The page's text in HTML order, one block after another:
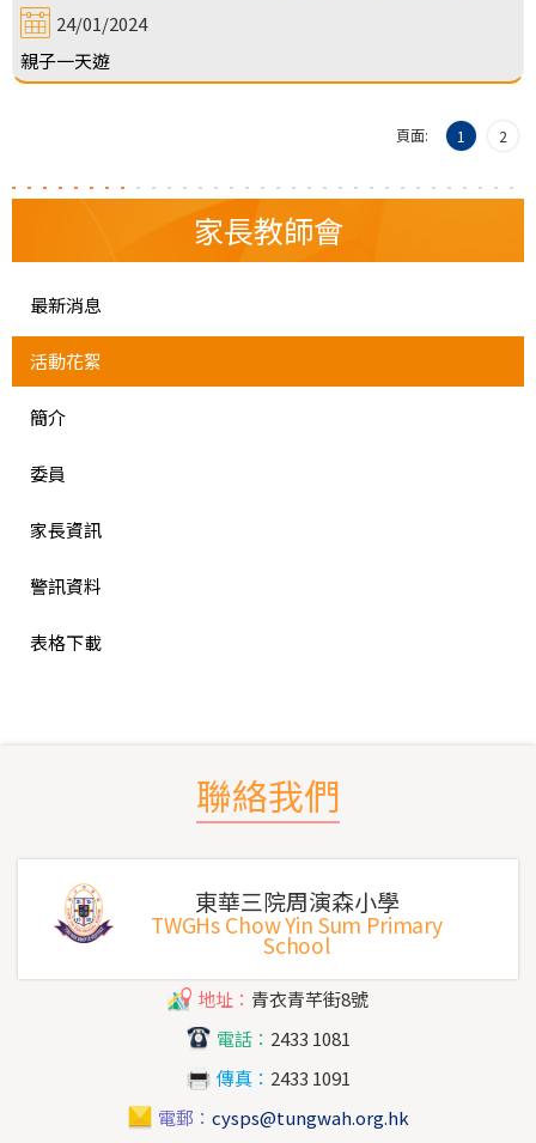
24/01/2024
親子一天遊
頁面: 1 2
家長教師會
最新消息
活動花絮
簡介
委員
家長資訊
警訊資料
表格下載
聯絡我們
東華三院周演森小學
TWGHs Chow Yin Sum Primary
School
地址： 青衣青芊街8號
電話： 2433 1081
傳真： 2433 1091
電郵： cysps@tungwah.org.hk